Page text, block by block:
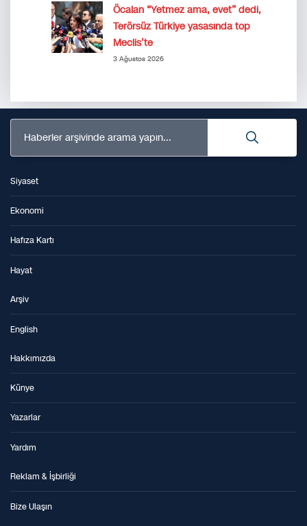
Öcalan “Yetmez ama, evet” dedi,
Terörsüz Türkiye yasasında top
Meclis’te
3 Ağustos 2026
Haberler arşivinde arama yapın...
Siyaset
Ekonomi
Hafıza Kartı
Hayat
Arşiv
English
Hakkımızda
Künye
Yazarlar
Yardım
Reklam & İşbirliği
Bize Ulaşın